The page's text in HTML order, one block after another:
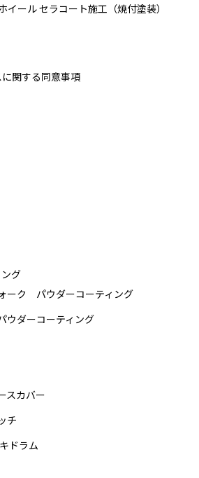
イール セラコート施工（焼付塗装）
関する同意事項
グ
ーク パウダーコーティング
ダーコーティング
スカバー
チ
ドラム